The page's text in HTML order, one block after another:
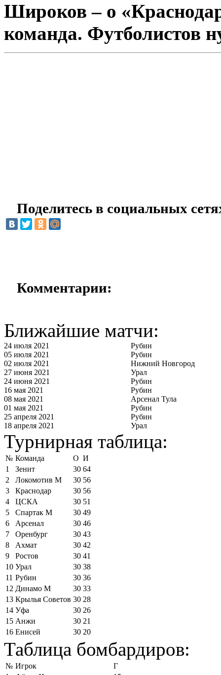
Широков – о
команда. Футболистов
Поделитесь в социальных
Комментарии:
Ближайшие матчи:
24 июля 2021
Рубин
05 июля 2021
Рубин
02 июля 2021
Нижний Новгород
27 июня 2021
Урал
24 июня 2021
Рубин
16 мая 2021
Рубин
08 мая 2021
Арсенал Тула
01 мая 2021
Рубин
25 апреля 2021
Рубин
18 апреля 2021
Урал
Турнирная таблица:
№ Команда О И
1
Зенит 30 64
2
Локомотив М 30 56
3
Краснодар 30 56
4
ЦСКА 30 51
5
Спартак М 30 49
6
Арсенал 30 46
7
Оренбург 30 43
8
Ахмат 30 42
9
Ростов 30 41
10 Урал 30 38
11 Рубин 30 36
12 Динамо М 30 33
13 Крылья Советов 30 28
14 Уфа 30 26
15 Анжи 30 21
16 Енисей 30 20
Таблица бомбардиров:
№ Игрок
Г